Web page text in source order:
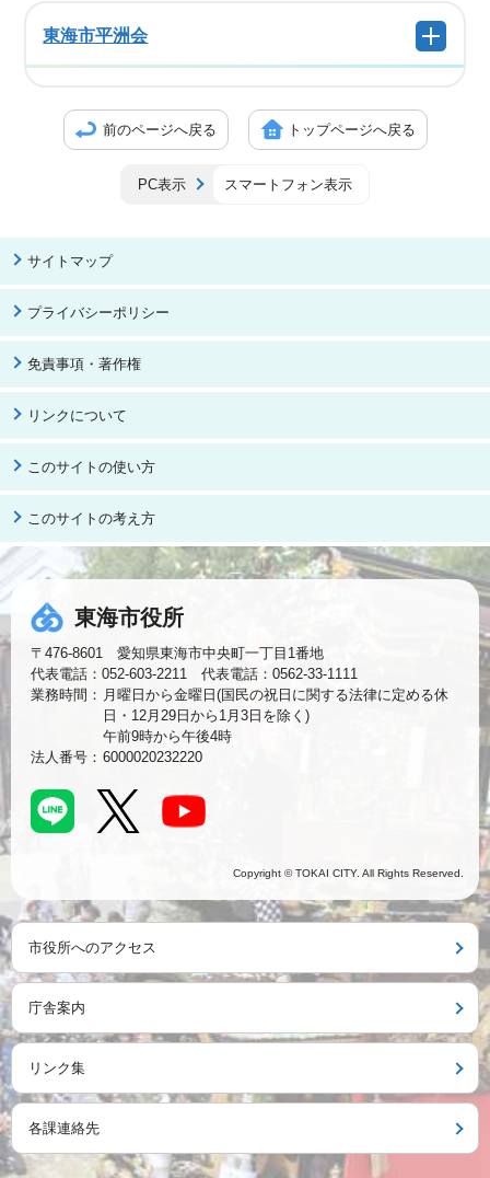
東海市平洲会
前のページへ戻る トップページへ戻る
PC表示 スマートフォン表示
サイトマップ
プライバシーポリシー
免責事項・著作権
リンクについて
このサイトの使い方
このサイトの考え方
東海市役所
〒476-8601 愛知県東海市中央町一丁目1番地
代表電話：052-603-2211 代表電話：0562-33-1111
業務時間： 月曜日から金曜日(国民の祝日に関する法律に定める休
日・12月29日から1月3日を除く)
午前9時から午後4時
法人番号： 6000020232220
Copyright © TOKAI CITY. All Rights Reserved.
市役所へのアクセス
庁舎案内
リンク集
各課連絡先